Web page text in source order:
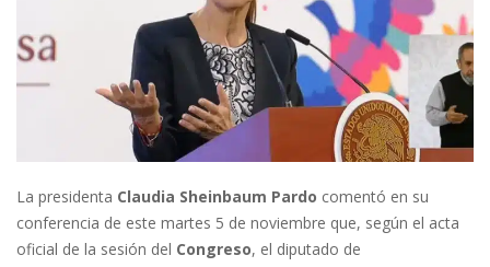
La presidenta Claudia Sheinbaum Pardo comentó en su
conferencia de este martes 5 de noviembre que, según el acta
oficial de la sesión del Congreso, el diputado de